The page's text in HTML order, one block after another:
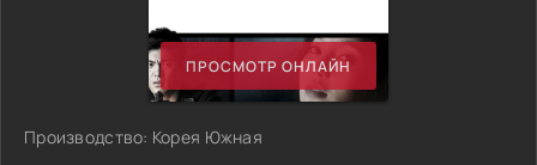
ПРОСМОТР ОНЛАЙН
Производство: Корея Южная